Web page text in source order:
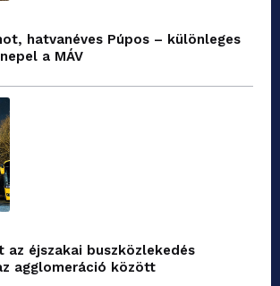
hatvanéves Púpos – különleges
a MÁV
az éjszakai buszközlekedés
agglomeráció között